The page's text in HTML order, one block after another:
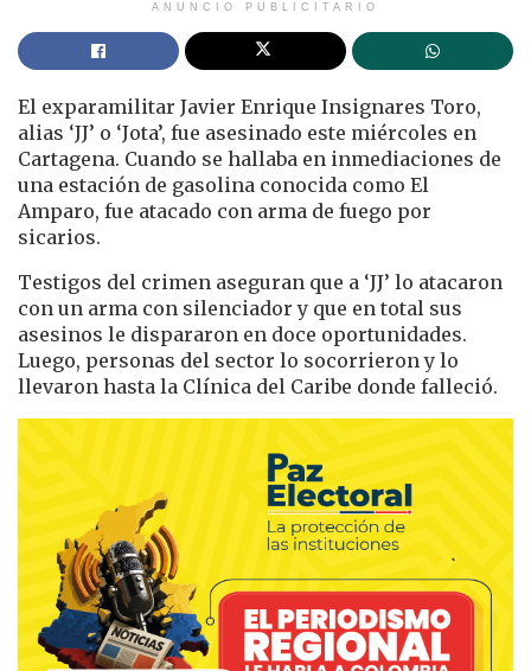
ANUNCIO PUBLICITARIO
El exparamilitar Javier Enrique Insignares Toro,
alias ‘JJ’ o ‘Jota’, fue asesinado este miércoles en
Cartagena. Cuando se hallaba en inmediaciones de
una estación de gasolina conocida como El
Amparo, fue atacado con arma de fuego por
sicarios.
Testigos del crimen aseguran que a ‘JJ’ lo atacaron
con un arma con silenciador y que en total sus
asesinos le dispararon en doce oportunidades.
Luego, personas del sector lo socorrieron y lo
llevaron hasta la Clínica del Caribe donde falleció.